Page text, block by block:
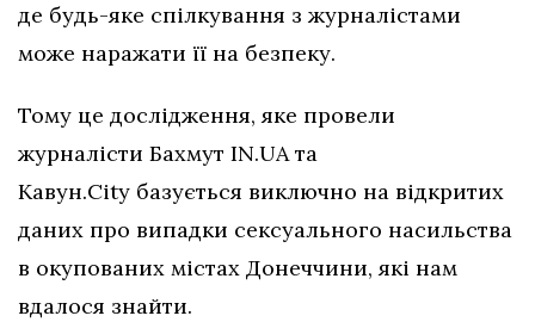
де будь-яке спілкування з журналістами
може наражати її на безпеку.
Тому це дослідження, яке провели
журналісти Бахмут IN.UA та
Кавун.City базується виключно на відкритих
даних про випадки сексуального насильства
в окупованих містах Донеччини, які нам
вдалося знайти.